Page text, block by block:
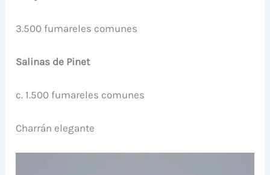
3.500 fumareles comunes
Salinas de Pinet
c. 1.500 fumareles comunes
Charrán elegante